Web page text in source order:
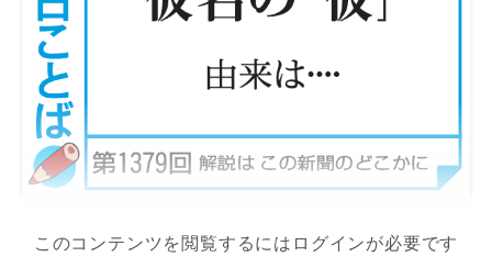
このコンテンツを閲覧するにはログインが必要です